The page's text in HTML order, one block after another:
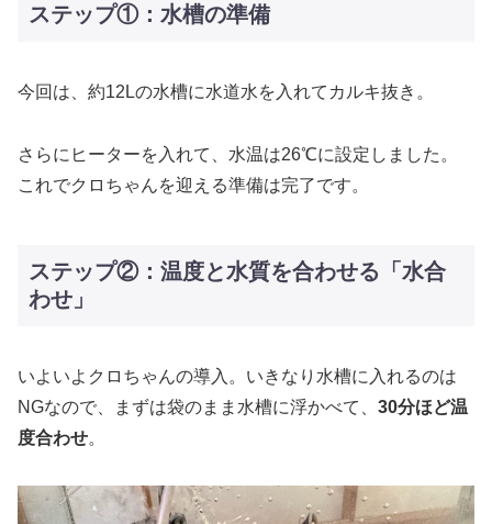
ステップ①：水槽の準備
今回は、約12Lの水槽に水道水を入れてカルキ抜き。
さらにヒーターを入れて、水温は26℃に設定しました。
これでクロちゃんを迎える準備は完了です。
ステップ②：温度と水質を合わせる「水合
わせ」
いよいよクロちゃんの導入。いきなり水槽に入れるのは
NGなので、まずは袋のまま水槽に浮かべて、 30分ほど温
度合わせ。